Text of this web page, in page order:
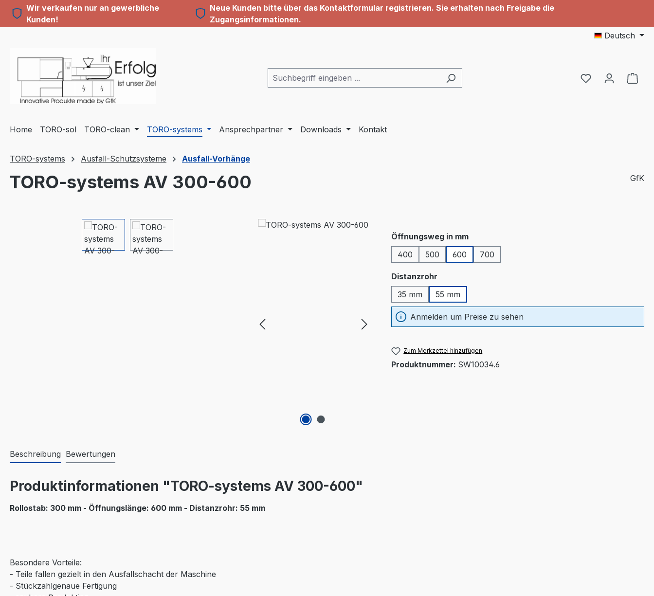
Hauptinhalt springen
Zur Suche springen
Zur Hauptnavigation springen
Wir verkaufen nur an gewerbliche
Kunden!
Neue Kunden bitte über das Kontaktformular registrieren. Sie erhalten nach Freigabe die
Zugangsinformationen.
Deutsch
Home TORO-sol TORO-clean TORO-systems Ansprechpartner Downloads Kontakt
TORO-systems Ausfall-Schutzsysteme Ausfall-Vorhänge
TORO-systems AV 300-600 GfK
Bildergalerie überspringen
Öffnungsweg in mmauswählen
400
500 600 700
Distanzrohr
35 mm
55 mm
Anmelden um Preise zu sehen
Zum Merkzettel hinzufügen
Produktnummer: SW10034.6
Beschreibung Bewertungen
Produktinformationen "TORO-systems AV 300-600"
Rollostab: 300 mm - Öffnungslänge: 600 mm - Distanzrohr: 55 mm
Besondere Vorteile:
- Teile fallen gezielt in den Ausfallschacht der Maschine
- Stückzahlgenaue Fertigung